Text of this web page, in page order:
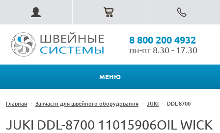
8 800 200 4932
пн-пт 8.30 - 17.30
МЕНЮ
Главная - Запчасти для швейного оборудования - JUKI - DDL-8700
JUKI DDL-8700 11015906OIL WICK